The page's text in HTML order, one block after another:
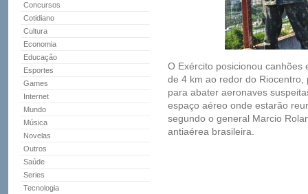
Concursos
Cotidiano
Cultura
Economia
Educação
Esportes
Games
Internet
Mundo
Música
Novelas
Outros
Saúde
Series
Tecnologia
O Exército posicionou
de 4 km ao redor do
para abater aeronaves
espaço aéreo onde estarão
segundo o general Marcio
antiaérea brasileira.